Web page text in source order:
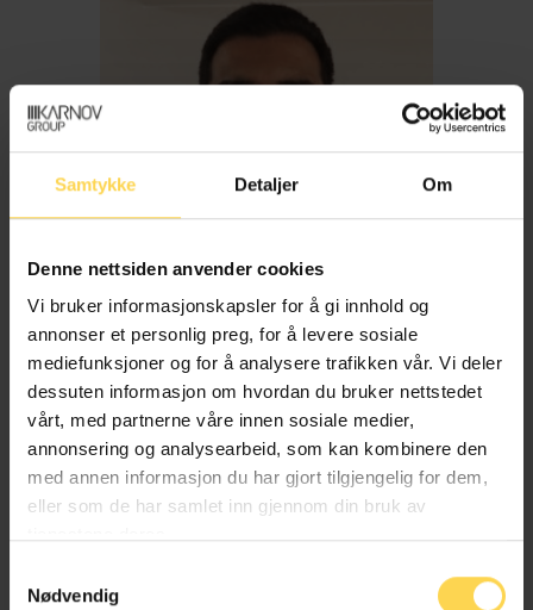
Samtykke Detaljer Om
Denne nettsiden anvender cookies
Vi bruker informasjonskapsler for å gi innhold og
annonser et personlig preg, for å levere sosiale
mediefunksjoner og for å analysere trafikken vår. Vi deler
dessuten informasjon om hvordan du bruker nettstedet
vårt, med partnerne våre innen sosiale medier,
annonsering og analysearbeid, som kan kombinere den
med annen informasjon du har gjort tilgjengelig for dem,
eller som de har samlet inn gjennom din bruk av
Nødvendig
Imran Haider
Trygderett og pensjonsrett